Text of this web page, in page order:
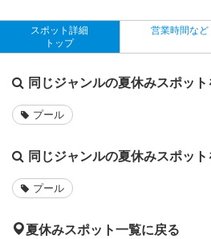
スポット詳細
トップ
営業時間など
同じジャンルの夏休みスポット
プール
同じジャンルの夏休みスポット
プール
夏休みスポット一覧に戻る